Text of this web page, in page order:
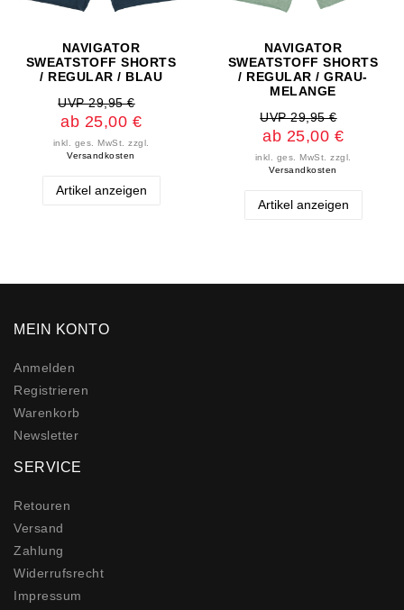
NAVIGATOR
SWEATSTOFF SHORTS
/ REGULAR / BLAU
UVP 29,95 €
ab 25,00 €
inkl. ges. MwSt. zzgl.
Versandkosten
Artikel anzeigen
NAVIGATOR
SWEATSTOFF SHORTS
/ REGULAR / GRAU-
MELANGE
UVP 29,95 €
ab 25,00 €
inkl. ges. MwSt. zzgl.
Versandkosten
Artikel anzeigen
MEIN KONTO
Anmelden
Registrieren
Warenkorb
Newsletter
SERVICE
Retouren
Versand
Zahlung
Widerrufs­recht
Impressum